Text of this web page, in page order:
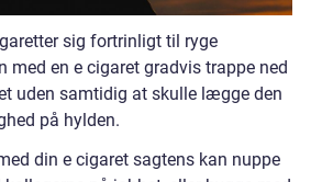
sig fortrinligt til ryge
en e cigaret gradvis trappe ned
uden samtidig at skulle lægge den
på hylden.
din e cigaret sagtens kan nuppe